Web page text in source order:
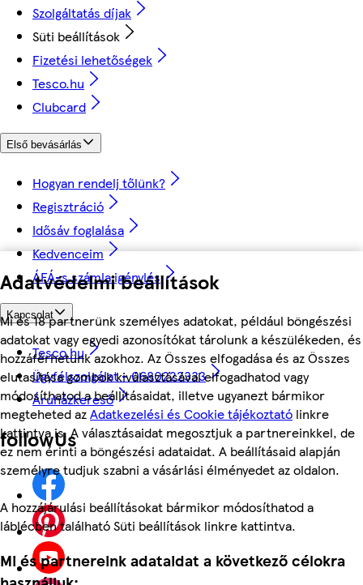
Adatvédelmi beállítások
Mi és 18 partnerünk személyes adatokat, például böngészési
adatokat vagy egyedi azonosítókat tárolunk a készülékeden, és
hozzáférhetünk azokhoz. Az Összes elfogadása és az Összes
elutasítása gombok kiválasztásával elfogadhatod vagy
módosíthatod a beállításaidat, illetve ugyanezt bármikor
megteheted azAdatkezelési és Cookie tájékoztató linkre
kattintva is. A választásaidat megosztjuk a partnereinkkel, de
ez nem érinti a böngészési adataidat. A beállításaid alapján
személyre tudjuk szabni a vásárlási élményedet az oldalon.
A hozzájárulási beállításokat bármikor módosíthatod a
láblécben található Süti beállítások linkre kattintva.
Mi és partnereink adataidat a következő célokra
Szolgáltatás díjak
Süti beállítások
Fizetési lehetőségek
Tesco.hu
Clubcard
Első bevásárlás
Hogyan rendelj tőlünk?
Regisztráció
Idősáv foglalása
Kedvenceim
ÁFÁ-s számla igénylés
Kapcsolat
Tesco.hu
Ügyfélszolgálat - 0680222333
Áruházkereső
followUs